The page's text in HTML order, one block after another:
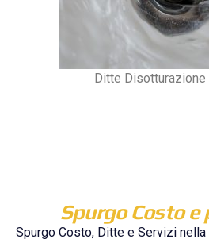
Ditte Disotturazione
Spurgo Costo e
Spurgo Costo, Ditte e Servizi nella